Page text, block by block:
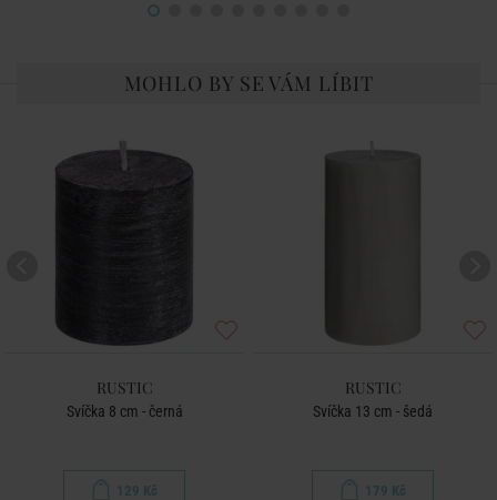
MOHLO BY SE VÁM LÍBIT
RUSTIC
Svíčka 8 cm - černá
129 Kč
RUSTIC
Svíčka 13 cm - šedá
179 Kč